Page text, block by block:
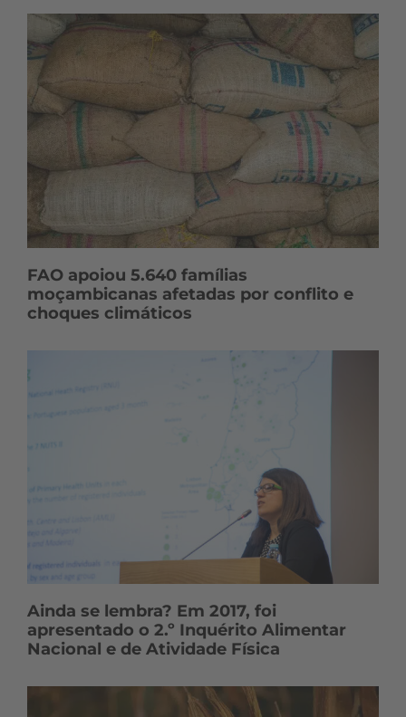
FAO apoiou 5.640 famílias
moçambicanas afetadas por conflito e
choques climáticos
Ainda se lembra? Em 2017, foi
apresentado o 2.º Inquérito Alimentar
Nacional e de Atividade Física